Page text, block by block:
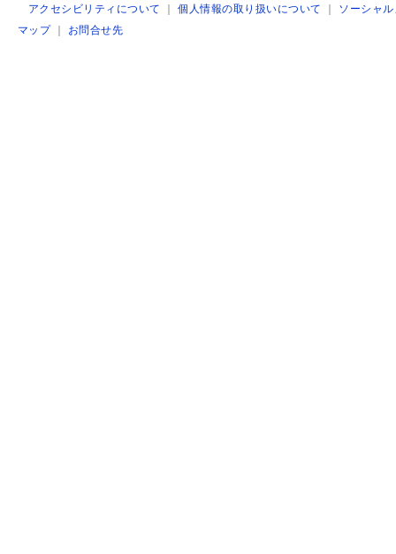
アクセシビリティについて ｜個人情報の取り扱いについて ｜ ソーシャ
マップ｜ お問合せ先